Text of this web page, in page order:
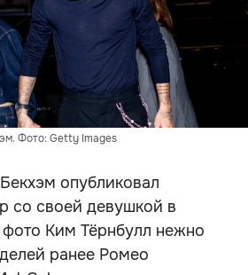
Фото: Getty Images
опубликовал
со своей девушкой в
Ким Тёрнбулл нежно
ранее Ромео